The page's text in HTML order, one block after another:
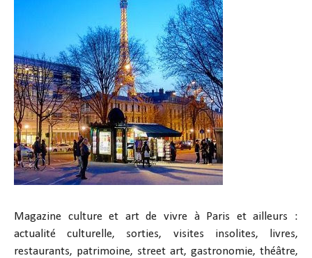
Magazine culture et art de vivre à Paris et ailleurs :
actualité culturelle, sorties, visites insolites, livres,
restaurants, patrimoine, street art, gastronomie, théâtre,